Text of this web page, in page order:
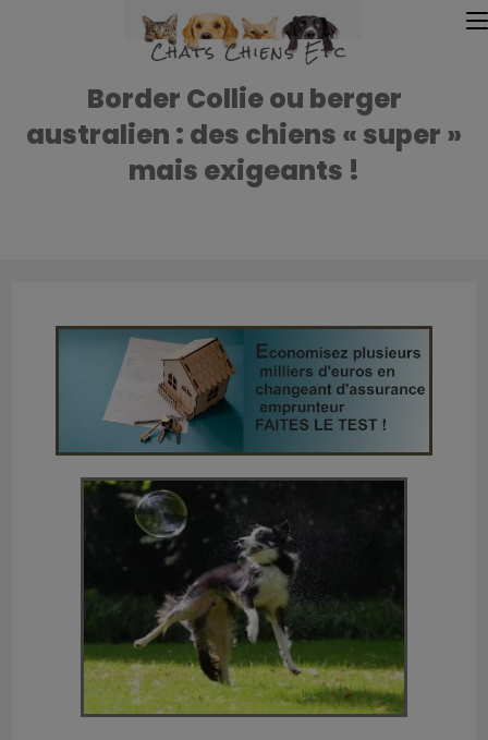
Border Collie ou berger
australien : des chiens « super »
mais exigeants !